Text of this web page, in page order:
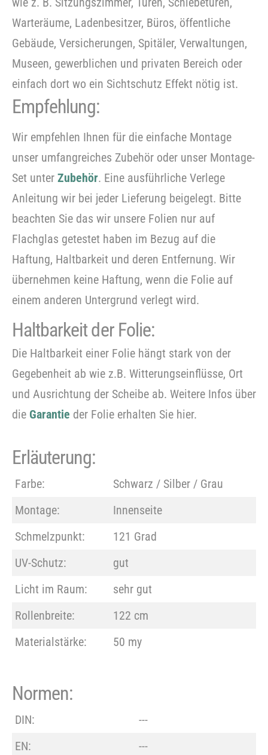
beachten Sie, dass wir Folien nur im
Grobzuschnitt zuschneiden.
Warteräume, Ladenbesitzer, Büros, öffentliche
Gebäude, Versicherungen, Spitäler, Verwaltungen,
Museen, gewerblichen und privaten Bereich oder
einfach dort wo ein Sichtschutz Effekt nötig ist.
Empfehlung:
Wir empfehlen Ihnen für die einfache Montage
unser umfangreiches Zubehör oder unser Montage-
Set unter Zubehör. Eine ausführliche Verlege
Anleitung wir bei jeder Lieferung beigelegt. Bitte
beachten Sie das wir unsere Folien nur auf
Flachglas getestet haben im Bezug auf die
Haftung, Haltbarkeit und deren Entfernung. Wir
übernehmen keine Haftung, wenn die Folie auf
einem anderen Untergrund verlegt wird.
Haltbarkeit der Folie:
Die Haltbarkeit einer Folie hängt stark von der
Gegebenheit ab wie z.B. Witterungseinflüsse, Ort
und Ausrichtung der Scheibe ab. Weitere Infos über
die Garantie der Folie erhalten Sie hier.
Erläuterung:
Farbe:
Schwarz / Silber / Grau
Montage:
Innenseite
Schmelzpunkt:
121 Grad
UV-Schutz:
gut
Licht im Raum:
sehr gut
Rollenbreite:
122 cm
Materialstärke:
50 my
Normen:
DIN:
---
EN:
---